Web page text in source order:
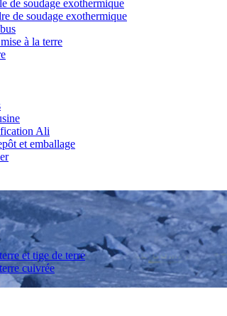
de soudage exothermique
de soudage exothermique
à la terre
Ali
et emballage
et tige de terre
cuivrée